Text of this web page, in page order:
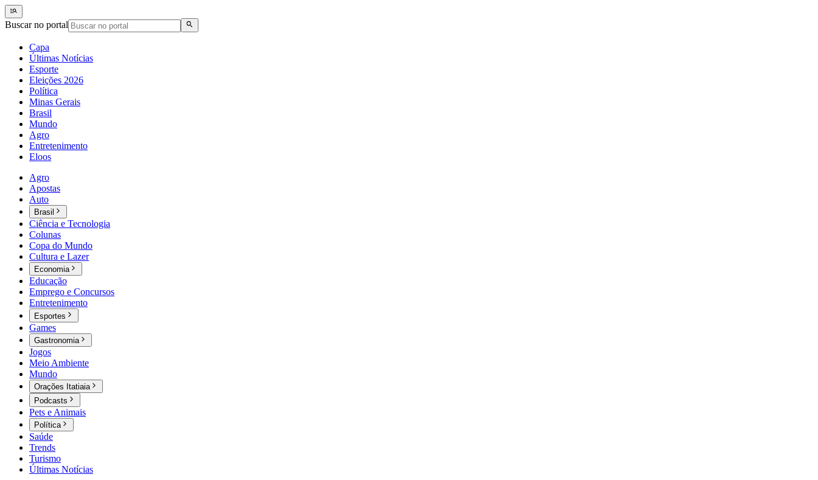
Buscar no portal
Capa
Últimas Notícias
Esporte
Eleições 2026
Política
Minas Gerais
Brasil
Mundo
Agro
Entretenimento
Eloos
Agro
Apostas
Auto
Brasil
Ciência e Tecnologia
Colunas
Copa do Mundo
Cultura e Lazer
Economia
Educação
Emprego e Concursos
Entretenimento
Esportes
Games
Gastronomia
Jogos
Meio Ambiente
Mundo
Orações Itatiaia
Podcasts
Pets e Animais
Política
Saúde
Trends
Turismo
Últimas Notícias